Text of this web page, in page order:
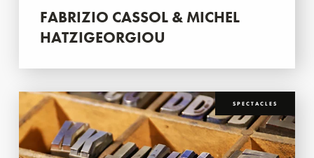
FABRIZIO CASSOL & MICHEL
HATZIGEORGIOU
SPECTACLES